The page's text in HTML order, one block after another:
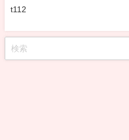
t112